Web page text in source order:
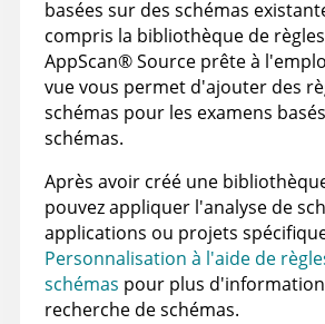
basées sur des schémas
compris la bibliothèque de
AppScan®Source prête à
vue vous permet d'ajouter des
schémas pour les examens
schémas.
Après avoir créé une
pouvez appliquer l'analyse de
applications ou projets
Personnalisation à l'aide de
schémas pour plus
recherche de schémas.